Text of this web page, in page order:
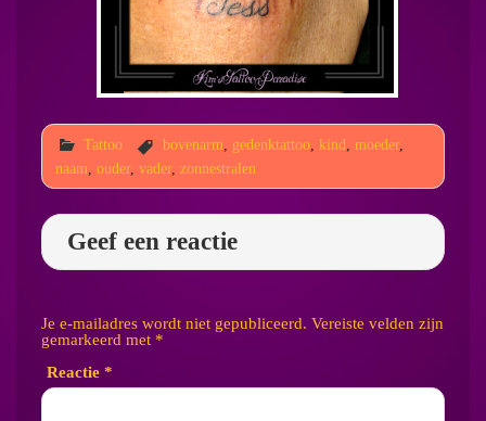
Tattoo bovenarm gedenktattoo, kind moeder,
naam ouder, vader, zonnestralen
Geef een reactie
Je e-mailadres wordt niet gepubliceerd. Vereiste velden zijn
gemarkeerd met *
Reactie *